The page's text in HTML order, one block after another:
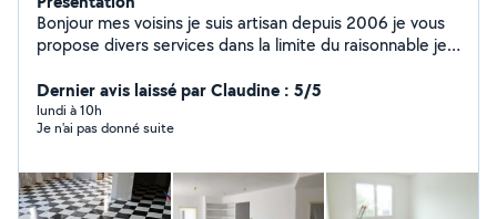
Bonjour mes voisins je suis artisan depuis 2006 je vous
propose divers services dans la limite du raisonnable je
ne vous fiez pas au avis les gens sont parfois très
désagréable je vous garantis du bon travail cest le but
pour une confiance de mes compétences merci de me
garret.
Dernier avis laissé par Claudine : 5/5
lundi à 10h
Je n'ai pas donné suite